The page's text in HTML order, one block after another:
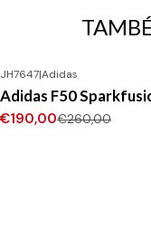
DESCONTO
JH7647|Adidas
Adidas F50
€190,00€260,00